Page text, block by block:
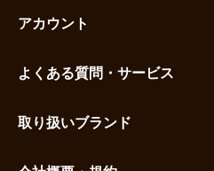
アカウント
お気に入りを見る
よくある質問・サービス
ご利用ガイド
取り扱いブランド